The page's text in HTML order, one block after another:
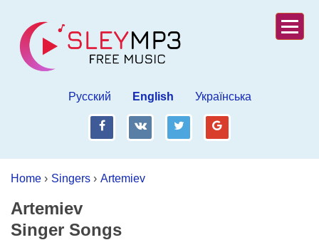
Русский English Українська
fb vk tw gp
Home › Singers › Artemiev
Artemiev
Singer Songs